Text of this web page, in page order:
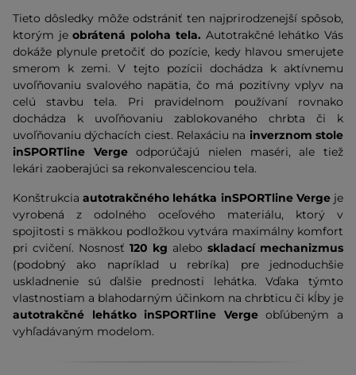
Tieto dôsledky môže odstrániť ten najprirodzenejší spôsob,
ktorým jeobrátená poloha tela. Autotrakčné lehátko Vás
dokáže plynule pretočiť do pozície, kedy hlavou smerujete
smerom k zemi. V tejto pozícii dochádza k aktívnemu
uvoľňovaniu svalového napätia, čo má pozitívny vplyv na
celú stavbu tela. Pri pravidelnom používaní rovnako
dochádza k uvoľňovaniu zablokovaného chrbta či k
uvoľňovaniu dýchacích ciest. Relaxáciu na inverznom stole
inSPORTline Vergeodporúčajú nielen maséri, ale tiež
lekári zaoberajúci sa rekonvalescenciou tela.
Konštrukciaautotrakčného lehátka inSPORTline Vergeje
vyrobená z odolného oceľového materiálu, ktorý v
spojitosti s mäkkou podložkou vytvára maximálny komfort
pri cvičení. Nosnosť 120 kg alebo skladací mechanizmus
(podobný ako napríklad u rebríka) pre jednoduchšie
uskladnenie sú ďalšie prednosti lehátka. Vďaka týmto
vlastnostiam a blahodarným účinkom na chrbticu či kĺby je
autotrakčné lehátko inSPORTline Vergeobľúbeným a
vyhľadávaným modelom.